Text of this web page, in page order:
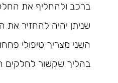
ברכב ולהחליף את
שניתן יהיה להחזיר
השני מצריך טיפולי
בהליך שקשור לחלקים